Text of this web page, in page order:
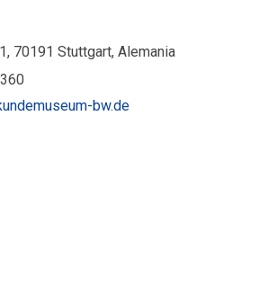
70191 Stuttgart, Alemania
bw.de